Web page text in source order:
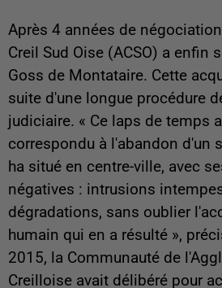
Après 4 années de
Creil Sud Oise (ACSO) a enfin
Goss de Montataire. Cette
suite d'une longue procédure
judiciaire. « Ce laps de temps
correspondu à l'abandon d'un
ha situé en centre-ville, avec
négatives : intrusions
dégradations, sans oublier
humain qui en a résulté »,
2015, la Communauté de
Creilloise avait délibéré pour